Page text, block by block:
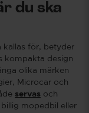
du ska
kallas för, betyder
kompakta design
olika märken
Microcar och
servas och
mopedbil eller